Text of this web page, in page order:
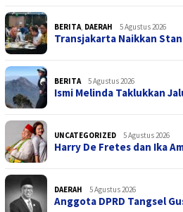
BERITA, DAERAH 5 Agustus 2026
Transjakarta Naikkan
BERITA 5 Agustus 2026
Ismi Melinda Taklukkan
UNCATEGORIZED 5 Agustus 2026
Harry De Fretes dan Ika
DAERAH 5 Agustus 2026
Anggota DPRD Tangsel